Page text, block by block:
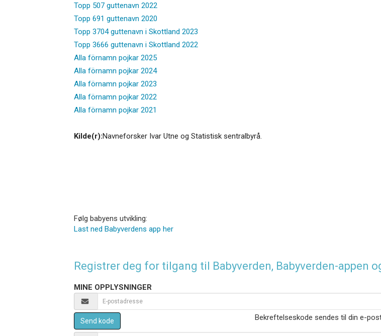
Topp 507 guttenavn 2022
Topp 691 guttenavn 2020
Topp 3704 guttenavn i Skottland 2023
Topp 3666 guttenavn i Skottland 2022
Alla förnamn pojkar 2025
Alla förnamn pojkar 2024
Alla förnamn pojkar 2023
Alla förnamn pojkar 2022
Alla förnamn pojkar 2021
Kilde(r):Navneforsker Ivar Utne og Statistisk sentralbyrå.
Følg babyens utvikling:
Last ned Babyverdens app her
Registrer deg for tilgang til Babyverden, Babyverden-appen
MINE OPPLYSNINGER
Send kode Bekreftelseskode sendes til din e-